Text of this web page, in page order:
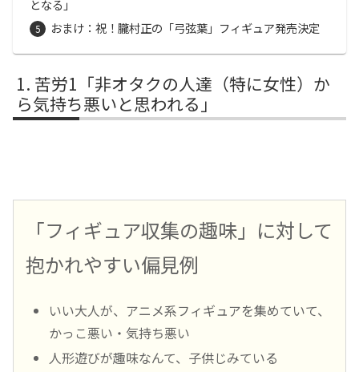
となる」
おまけ：祝！朧村正の「弓弦葉」フィギュア発売決定
苦労1「非オタクの人達（特に女性）か
ら気持ち悪いと思われる」
「フィギュア収集の趣味」に対して
抱かれやすい偏見例
いい大人が、アニメ系フィギュアを集めていて、
かっこ悪い・気持ち悪い
人形遊びが趣味なんて、子供じみている